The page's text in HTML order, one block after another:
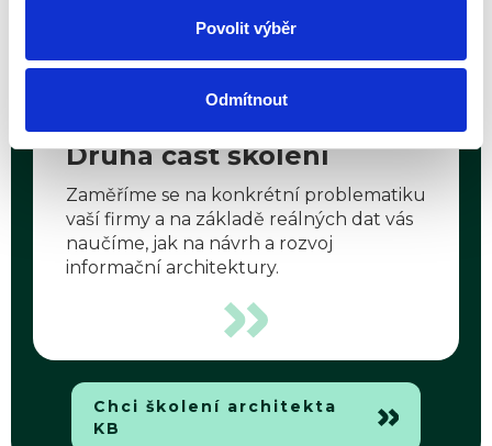
Povolit výběr
Odmítnout
Druhá část školení
Zaměříme se na konkrétní problematiku
vaší firmy a na základě reálných dat vás
naučíme, jak na návrh a rozvoj
informační architektury.
Chci školení architekta
KB